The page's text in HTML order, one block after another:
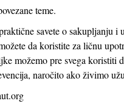
teme.
savete o sakupljanju
da koristite za ličnu
možemo pre svega koristiti
naročito ako živimo